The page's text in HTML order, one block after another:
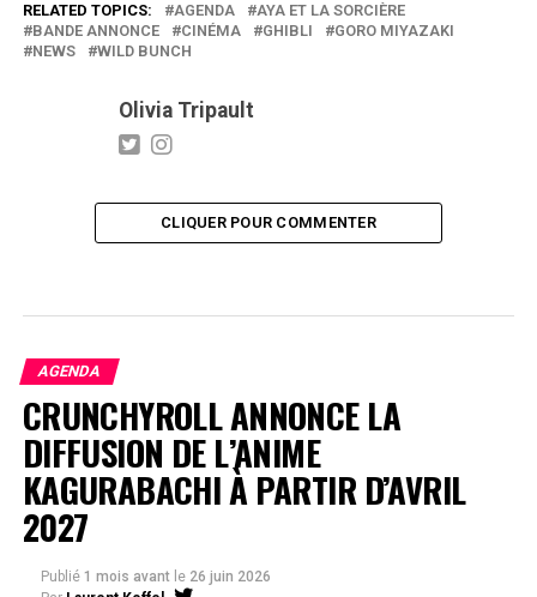
RELATED TOPICS: AGENDA
AYA ET LA SORCIÈRE
BANDE ANNONCE
CINÉMA GHIBLI
GORO MIYAZAKI
NEWS
WILD BUNCH
Olivia Tripault
CLIQUER POUR COMMENTER
AGENDA
CRUNCHYROLL ANNONCE LA
DIFFUSION DE L’ANIME
KAGURABACHI À PARTIR D’AVRIL
2027
Publié 1 mois avant le 26 juin 2026